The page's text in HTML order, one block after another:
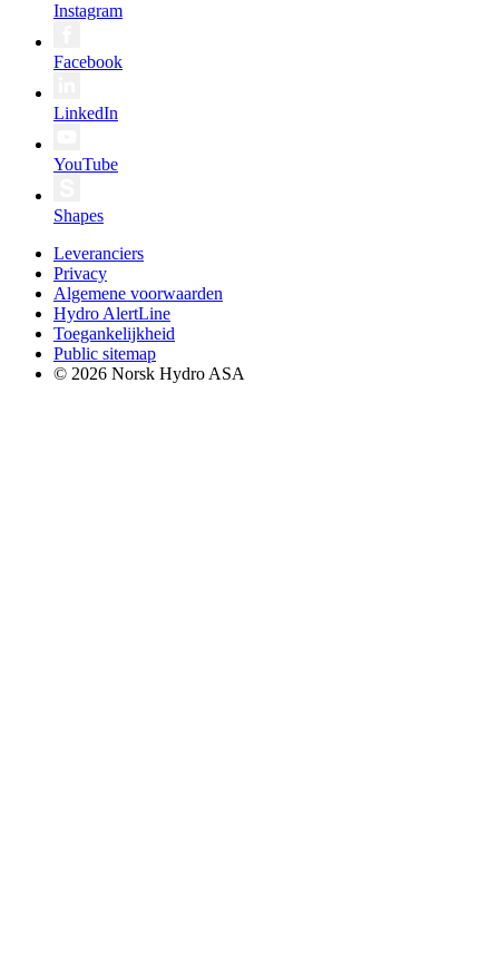
Instagram
Facebook
LinkedIn
YouTube
Shapes
Leveranciers
Privacy
Algemene voorwaarden
Hydro AlertLine
Toegankelijkheid
Public sitemap
© 2026 Norsk Hydro ASA